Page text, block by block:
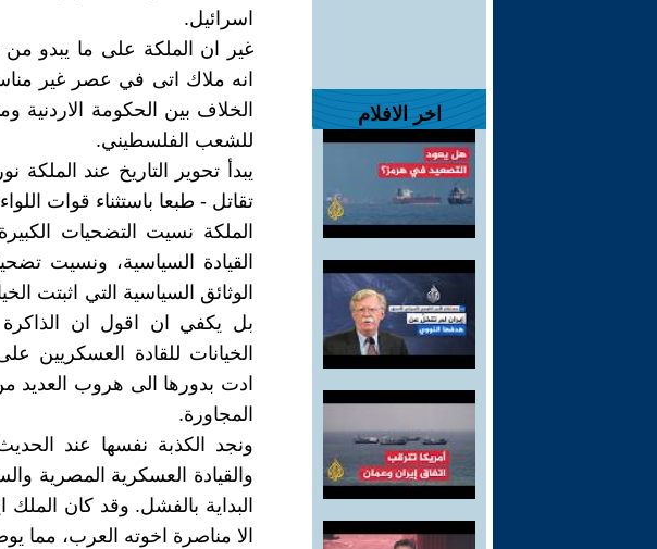
اخر الافلام
اسرائيل.
غير ان الملكة على ما يبدو
انه ملاك اتى في عصر غير
الخلاف بين الحكومة الاردنية
للشعب الفلسطيني.
تقاتل - طبعا باستثناء قوات
الملكة نسيت التضحيات
القيادة السياسية، ونسيت
بل يكفي ان اقول ان
الخيانات للقادة العسكريين
ادت بدورها الى هروب العديد
المجاورة.
ونجد الكذبة نفسها عند
والقيادة العسكرية المصرية
البداية بالفشل. وقد كان
الا مناصرة اخوته العرب، مما